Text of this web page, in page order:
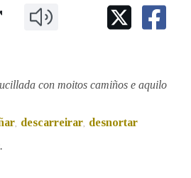
IDENTIDADE CORPORATIVA
MARCIAL DEL ADALID
FIGURAS HOMENAXEADAS
PRIMAVERA DAS LETRAS
con moitos camiños e aquilo
, descarreirar, desnortar